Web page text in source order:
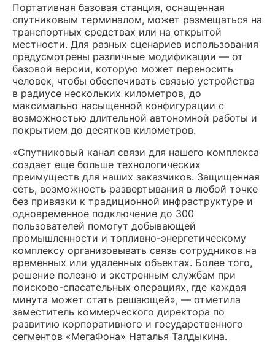
Портативная базовая станция, оснащенная
спутниковым терминалом, может размещаться на
транспортных средствах или на открытой
местности. Для разных сценариев использования
предусмотрены различные модификации — от
базовой версии, которую может переносить
человек, чтобы обеспечивать связью устройства
в радиусе нескольких километров, до
максимально насыщенной конфигурации с
возможностью длительной автономной работы и
покрытием до десятков километров.
«Спутниковый канал связи для нашего комплекса
создает еще больше технологических
преимуществ для наших заказчиков. Защищенная
сеть, возможность развертывания в любой точке
без привязки к традиционной инфраструктуре и
одновременное подключение до 300
пользователей помогут добывающей
промышленности и топливно-энергетическому
комплексу организовывать связь сотрудников на
временных или удаленных объектах. Более того,
решение полезно и экстренным службам при
поисково-спасательных операциях, где каждая
минута может стать решающей», — отметила
заместитель коммерческого директора по
развитию корпоративного и государственного
сегментов «МегаФона» Наталья Талдыкина.